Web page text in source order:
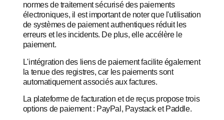
normes de traitement sécurisé des paiements
électroniques, il est important de noter que l'utilisation
de systèmes de paiement authentiques réduit les
erreurs et les incidents. De plus, elle accélère le
paiement.
L'intégration des liens de paiement facilite également
la tenue des registres, car les paiements sont
automatiquement associés aux factures.
La plateforme de facturation et de reçus propose trois
options de paiement : PayPal, Paystack et Paddle.